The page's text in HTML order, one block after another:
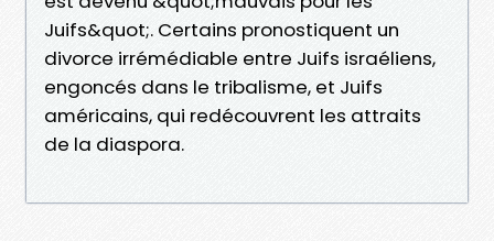
Juifs&quot;. Certains pronostiquent un
divorce irrémédiable entre Juifs israéliens,
engoncés dans le tribalisme, et Juifs
américains, qui redécouvrent les attraits
de la diaspora.